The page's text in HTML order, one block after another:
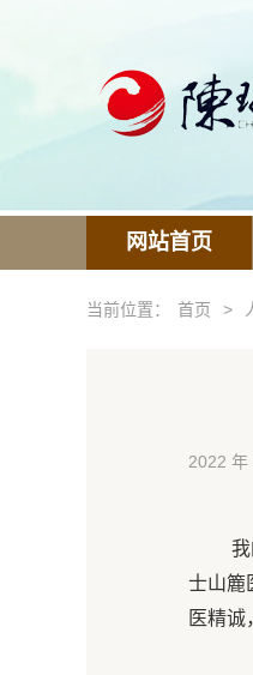
网站首页
当前位置： 首页 >
2022 年
士山簏
医精诚